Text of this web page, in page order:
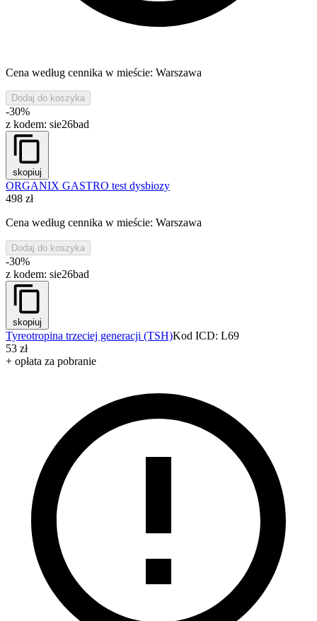
Cena według cennika w mieście: Warszawa
Dodaj do koszyka
-30%
z kodem: sie26bad
skopiuj
ORGANIX GASTRO test dysbiozy
498 zł
Cena według cennika w mieście: Warszawa
Dodaj do koszyka
-30%
z kodem: sie26bad
skopiuj
Tyreotropina trzeciej generacji (TSH)Kod ICD: L69
53 zł
+ opłata za pobranie